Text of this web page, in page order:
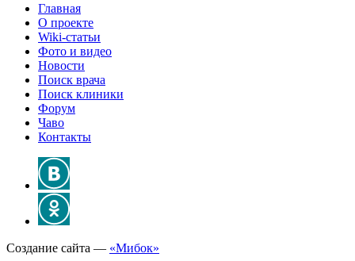
Главная
О проекте
Wiki-статьи
Фото и видео
Новости
Поиск врача
Поиск клиники
Форум
Чаво
Контакты
Создание сайта — «Мибок»